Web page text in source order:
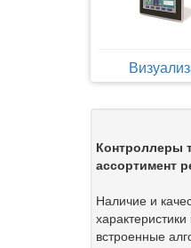
Контроллеры
ассортимент
Наличие и
встроенные